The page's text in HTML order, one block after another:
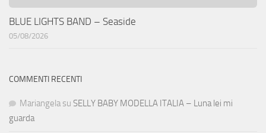
BLUE LIGHTS BAND – Seaside
05/08/2026
COMMENTI RECENTI
Mariangela su SELLY BABY MODELLA ITALIA – Luna lei mi
guarda